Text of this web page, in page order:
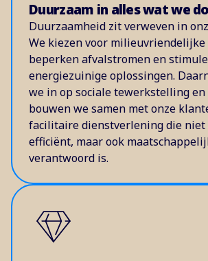
Duurzaam in alles wat we
Duurzaamheid zit verweven in
We kiezen voor milieuvriendelijke
beperken afvalstromen en
energiezuinige oplossingen.
we in op sociale tewerkstelling en
bouwen we samen met onze
facilitaire dienstverlening die niet
efficiënt, maar ook
verantwoord is.